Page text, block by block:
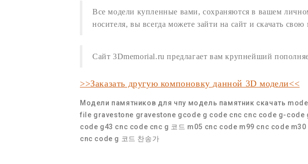
Все модели купленные вами, сохраняются в вашем
носителя, вы всегда можете зайти на сайт и скачать свою
Сайт 3Dmemorial.ru предлагает вам крупнейший
>>Заказать другую компоновку данной 3D модели<<
Модели памятников для чпу модель памятник скачать
file gravestone gravestone gcode g code cnc cnc code g-code
code g43 cnc code cnc g 코드 m05 cnc code m99 cnc code
cnc code g 코드 찬송가